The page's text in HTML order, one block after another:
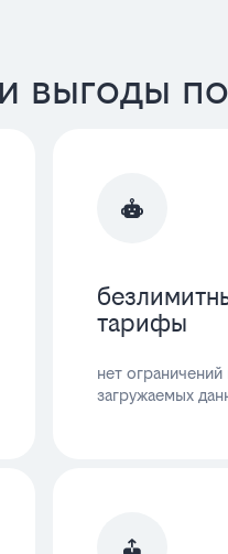
выгоды
тарифы
нет
загружаемых